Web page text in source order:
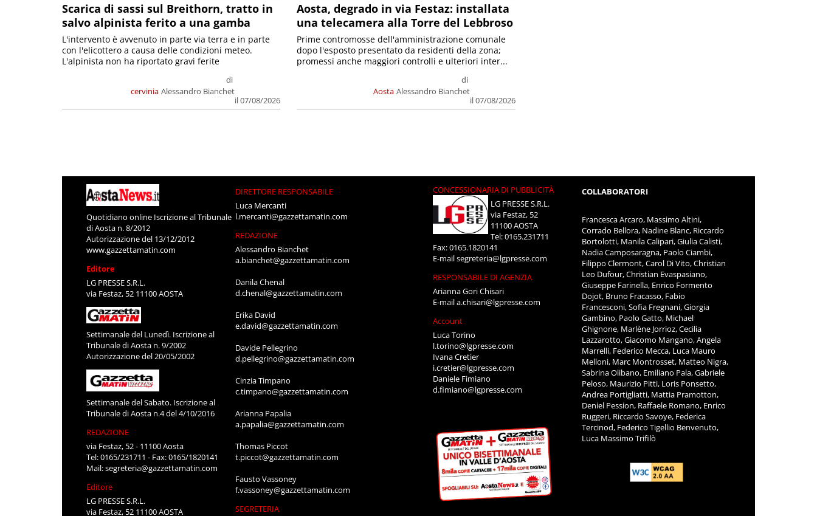
Scarica di sassi sul Breithorn, tratto in
salvo alpinista ferito a una gamba
cervinia
di
Alessandro Bianchet
il 07/08/2026
L'intervento è avvenuto in parte via terra e in parte
con l'elicottero a causa delle condizioni meteo.
L'alpinista non ha riportato gravi ferite
Aosta, degrado in via Festaz: installata
una telecamera alla Torre del Lebbroso
Aosta
di
Alessandro Bianchet
il 07/08/2026
Prime contromosse dell'amministrazione comunale
dopo l'esposto presentato da residenti della zona;
promessi anche maggiori controlli e ulteriori inter...
Quotidiano online Iscrizione al Tribunale
di Aosta n. 8/2012
Autorizzazione del 13/12/2012
www.gazzettamatin.com
Editore
LG PRESSE S.R.L.
via Festaz, 52 11100 AOSTA
Settimanale del Lunedì. Iscrizione al
Tribunale di Aosta n. 9/2002
Autorizzazione del 20/05/2002
Settimanale del Sabato. Iscrizione al
Tribunale di Aosta n.4 del 4/10/2016
REDAZIONE
via Festaz, 52 - 11100 Aosta
Tel: 0165/231711 - Fax: 0165/1820141
Mail:segreteria@gazzettamatin.com
Editore
LG PRESSE S.R.L.
via Festaz, 52 11100 AOSTA
DIRETTORE RESPONSABILE
Luca Mercanti
l.mercanti@gazzettamatin.com
REDAZIONE
Alessandro Bianchet
a.bianchet@gazzettamatin.com
Danila Chenal
d.chenal@gazzettamatin.com
Erika David
e.david@gazzettamatin.com
Davide Pellegrino
d.pellegrino@gazzettamatin.com
Cinzia Timpano
c.timpano@gazzettamatin.com
Arianna Papalia
a.papalia@gazzettamatin.com
Thomas Piccot
t.piccot@gazzettamatin.com
Fausto Vassoney
f.vassoney@gazzettamatin.com
SEGRETERIA
CONCESSIONARIA DI PUBBLICITÀ
LG PRESSE S.R.L.
via Festaz, 52
11100 AOSTA
Tel: 0165.231711
Fax: 0165.1820141
E-mailsegreteria@lgpresse.com
RESPONSABILE DI AGENZIA
Arianna Gori Chisari
E-maila.chisari@lgpresse.com
Account
Luca Torino
l.torino@lgpresse.com
Ivana Cretier
i.cretier@lgpresse.com
Daniele Fimiano
d.fimiano@lgpresse.com
COLLABORATORI
Francesca Arcaro, Massimo Altini,
Corrado Bellora, Nadine Blanc, Riccardo
Bortolotti, Manila Calipari, Giulia Calisti,
Nadia Camposaragna, Paolo Ciambi,
Filippo Clermont, Carol Di Vito, Christian
Leo Dufour, Christian Evaspasiano,
Giuseppe Farinella, Enrico Formento
Dojot, Bruno Fracasso, Fabio
Francesconi, Sofia Fregnani, Giorgia
Gambino, Paolo Gatto, Michael
Ghignone, Marlène Jorrioz, Cecilia
Lazzarotto, Giacomo Mangano, Angela
Marrelli, Federico Mecca, Luca Mauro
Melloni, Marc Montrosset, Matteo Nigra,
Sabrina Olibano, Emiliano Pala, Gabriele
Peloso, Maurizio Pitti, Loris Ponsetto,
Andrea Portigliatti, Mattia Pramotton,
Deniel Pession, Raffaele Romano, Enrico
Ruggeri, Riccardo Savoye, Federica
Tercinod, Federico Tigellio Benvenuto,
Luca Massimo Trifilò